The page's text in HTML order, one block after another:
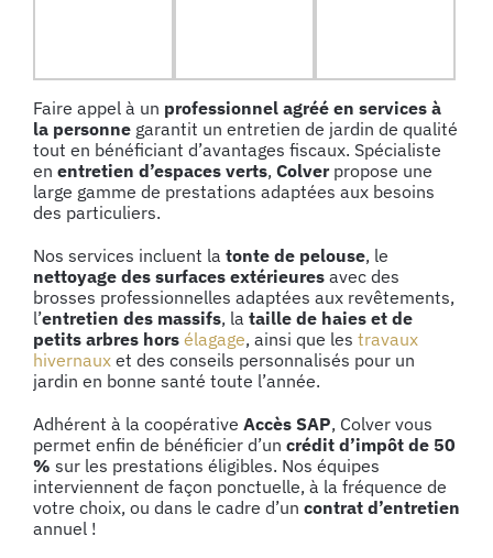
Faire appel à un professionnel agréé en services à
la personne garantit un entretien de jardin de qualité
tout en bénéficiant d’avantages fiscaux. Spécialiste
en entretien d’espaces verts, Colverpropose une
large gamme de prestations adaptées aux besoins
des particuliers.
Nos services incluent la tonte de pelouse, le
nettoyage des surfaces extérieures avec des
brosses professionnelles adaptées aux revêtements,
l’entretien des massifs, la taille de haies et de
petits arbres hors élagage, ainsi que les travaux
hivernaux et des conseils personnalisés pour un
jardin en bonne santé toute l’année.
Adhérent à la coopérative Accès SAP, Colver vous
permet enfin de bénéficier d’un crédit d’impôt de 50
% sur les prestations éligibles. Nos équipes
interviennent de façon ponctuelle, à la fréquence de
votre choix, ou dans le cadre d’un contrat d’entretien
annuel !